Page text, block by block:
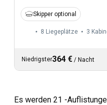
Skipper optional
8 Liegeplätze 3
Niedrigster364 € / Nacht
Es werden 21 -